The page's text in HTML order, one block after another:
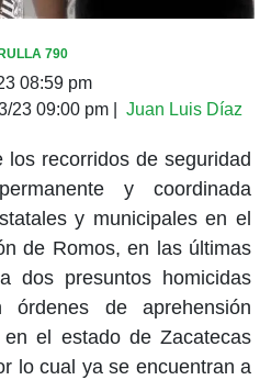
790
08:59 pm
23 09:00 pm Juan Luis Díaz
los recorridos de seguridad
y coordinada
y municipales en el
de Romos, en las últimas
dos presuntos homicidas
órdenes de aprehensión
el estado de Zacatecas
lo cual ya se encuentran a